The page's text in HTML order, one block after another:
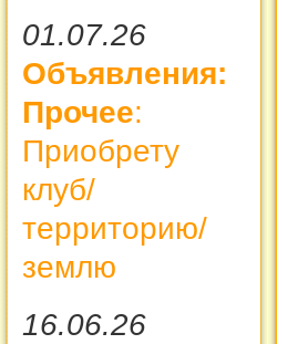
01.07.26
Объявления:
Прочее:
Приобрету
клуб/
территорию/
землю
16.06.26